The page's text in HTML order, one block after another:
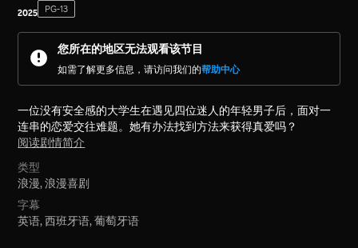
2025 PG-13
您所在的地区无法观看该节目
如需了解更多信息，请访问我们的帮助中心
一位没有安全感的大学生在遇见四位迷人的年轻男子后，面对一
连串的恋爱交往难题。她有办法找到方法来获得真爱吗？
阅读剧情简介
类型
浪漫,浪漫喜剧
字幕
英语, 西班牙语, 葡萄牙语